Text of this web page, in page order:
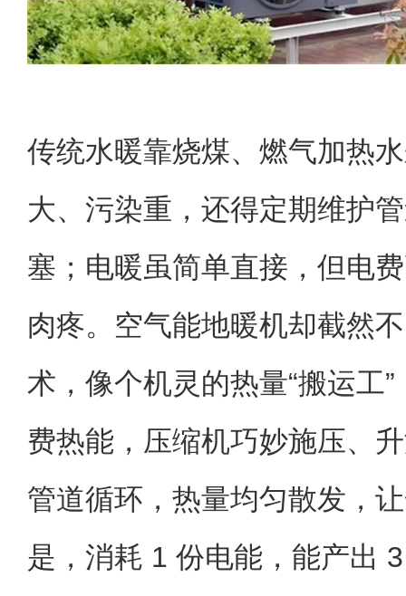
传统水暖靠烧煤、燃气加热
大、污染重，还得定期维护
塞；电暖虽简单直接，但电
肉疼。空气能地暖机却截然
术，像个机灵的热量“搬运工
费热能，压缩机巧妙施压、
管道循环，热量均匀散发，
是，消耗 1 份电能，能产出